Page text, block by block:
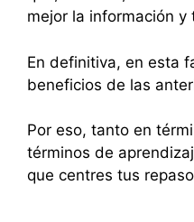
mejor la información y
En definitiva, en esta
beneficios de las
Por eso, tanto en
términos de
que centres tus